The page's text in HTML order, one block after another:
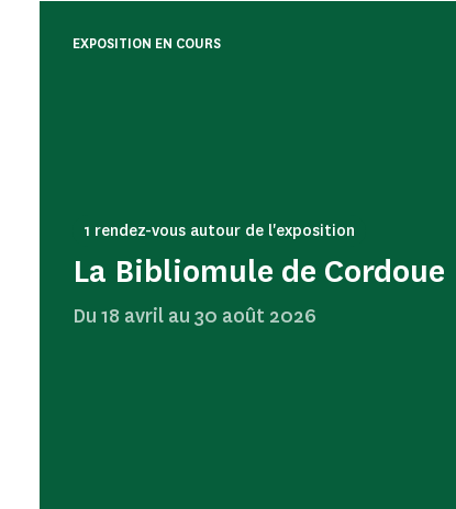
La Bibliomule de Cordoue
1 rendez-vous autour de l'exposition
Du 18 avril au 30 août 2026
EXPOSITION EN COURS